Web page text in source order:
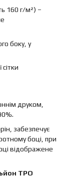
160 г/м²) –
боку, у
друком,
забезпечує
боці, при
відображене
ТРО